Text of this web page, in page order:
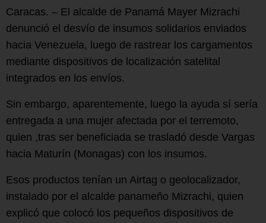
Caracas. – El alcalde de Panamá Mayer Mizrachi
denunció el desvío de insumos solidarios enviados
hacia Venezuela, luego de rastrear los cargamentos
mediante dispositivos de localización satelital
integrados en los envíos.
Sin embargo, aparentemente, luego la ayuda sí sería
entregada a una mujer afectada por el terremoto,
quien ,tras ser beneficiada se trasladó desde Vargas
hacia Maturín (Monagas) con los insumos.
Esos productos tenían un Airtag o geolocalizador,
instalado por el alcalde panameño Mizrachi, quien
explicó que colocó los pequeños dispositivos de